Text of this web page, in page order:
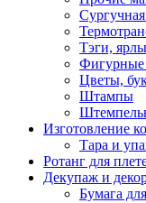
Тэги,
Цветы,
Штампы
Изготовление
Тара и
Ротанг для
Декупаж и
Бумага